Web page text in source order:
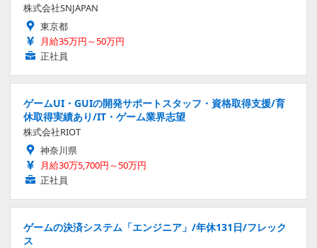
株式会社SNJAPAN
東京都
月給35万円～50万円
正社員
ゲームUI・GUIの開発サポートスタッフ・資格取得支援/育
休取得実績あり/IT・ゲーム業界志望
株式会社RIOT
神奈川県
月給30万5,700円～50万円
正社員
ゲームの決済システム「エンジニア」/年休131日/フレック
ス